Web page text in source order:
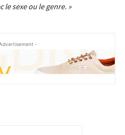
le sexe ou le genre. »
-